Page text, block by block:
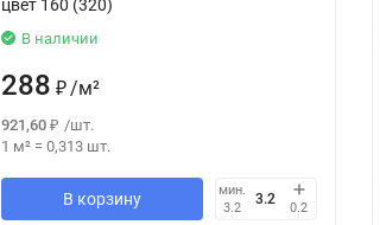
цвет 160 (320)
В наличии
288 ₽/м²
921,60 ₽ /шт.
1 м²= 0,313 шт.
В корзину
мин.
3.2
0.2